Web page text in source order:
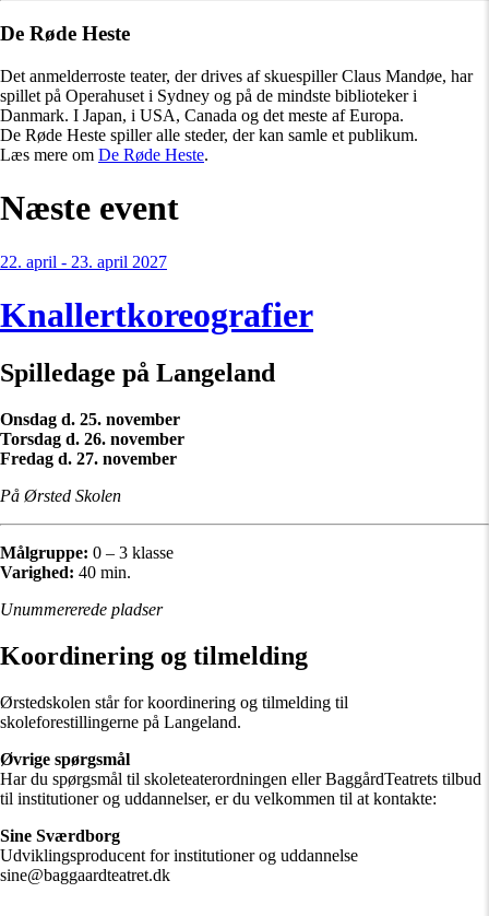
De Røde Heste
Det anmelderroste teater, der drives af skuespiller Claus Mandøe, har
spillet på Operahuset i Sydney og på de mindste biblioteker i
Danmark. I Japan, i USA, Canada og det meste af Europa.
De Røde Heste spiller alle steder, der kan samle et publikum.
Læs mere om De Røde Heste.
Næste event
22. april - 23. april 2027
Knallertkoreografier
Spilledage på Langeland
Onsdag d. 25. november
Torsdag d. 26. november
Fredag d. 27. november
På Ørsted Skolen
Målgruppe: 0 – 3 klasse
Varighed: 40 min.
Unummererede pladser
Koordinering og tilmelding
Ørstedskolen står for koordinering og tilmelding til
skoleforestillingerne på Langeland.
Øvrige spørgsmål
Har du spørgsmål til skoleteaterordningen eller BaggårdTeatrets tilbud
til institutioner og uddannelser, er du velkommen til at kontakte:
Sine Sværdborg
Udviklingsproducent for institutioner og uddannelse
sine@baggaardteatret.dk